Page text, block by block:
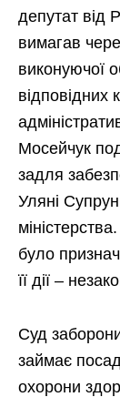
депутат від
вимагав
виконуючої
відповідних
Мосейчук
задля
Уляні Супрун
було
її дії –
Суд
займає
охорони